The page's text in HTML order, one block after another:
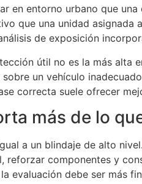
en entorno urbano que
que una unidad
de exposición
útil no es la más alta
un vehículo
correcta suele ofrecer
más de lo
a un blindaje de alto
reforzar componentes y
evaluación debe ser más